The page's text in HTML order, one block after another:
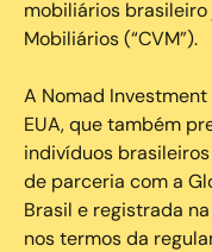
mobiliários brasileiro
Mobiliários (“CVM”).
‍A Nomad
EUA, que também
indivíduos
de parceria com a
Brasil e registrada
nos termos da